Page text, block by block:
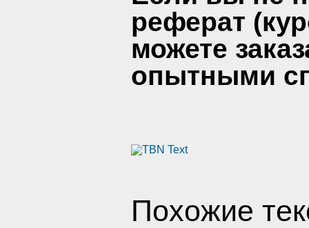
реферат
можете
опытными
Похожие